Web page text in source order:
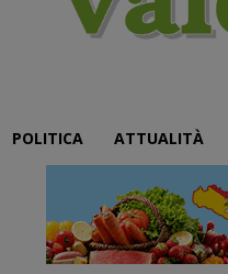
POLITICA ATTUALITÀ